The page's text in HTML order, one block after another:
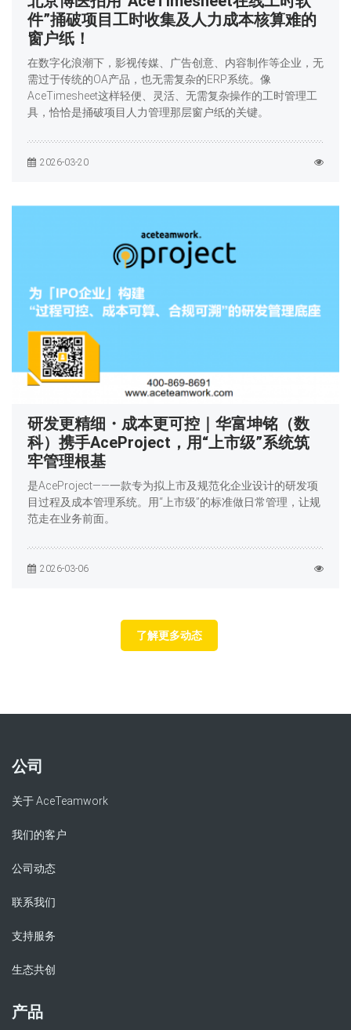
件”捅破项目工时收集及人力成本核算难的
窗户纸！
在数字化浪潮下，影视传媒、广告创意、内容制作等企业，无
需过于传统的OA产品，也无需复杂的ERP系统。像
AceTimesheet这样轻便、灵活、无需复杂操作的工时管理工
具，恰恰是捅破项目人力管理那层窗户纸的关键。
2026-03-20
研发更精细・成本更可控｜华富坤铭（数
科）携手AceProject，用“上市级”系统筑
牢管理根基
是AceProject——一款专为拟上市及规范化企业设计的研发项
目过程及成本管理系统。用“上市级”的标准做日常管理，让规
范走在业务前面。
2026-03-06
了解更多动态
公司
关于 AceTeamwork
我们的客户
公司动态
联系我们
支持服务
生态共创
产品